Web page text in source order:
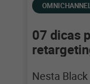
OMNICHANNEL
07 dicas
Nesta